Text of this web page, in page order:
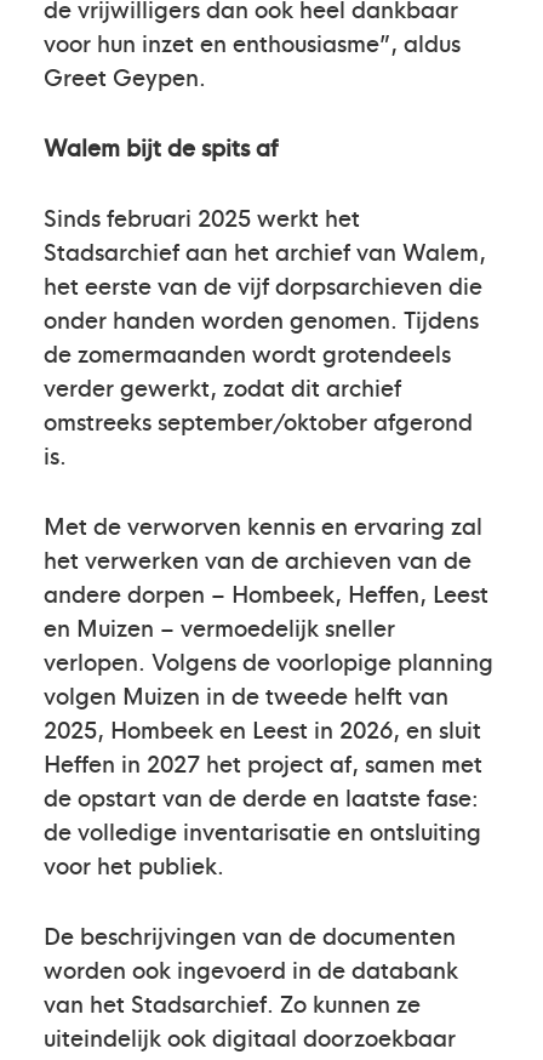
de vrijwilligers dan ook heel dankbaar
voor hun inzet en enthousiasme”, aldus
Greet Geypen.
Walem bijt de spits af
Sinds februari 2025 werkt het
Stadsarchief aan het archief van Walem,
het eerste van de vijf dorpsarchieven die
onder handen worden genomen. Tijdens
de zomermaanden wordt grotendeels
verder gewerkt, zodat dit archief
omstreeks september/oktober afgerond
is.
Met de verworven kennis en ervaring zal
het verwerken van de archieven van de
andere dorpen – Hombeek, Heffen, Leest
en Muizen – vermoedelijk sneller
verlopen. Volgens de voorlopige planning
volgen Muizen in de tweede helft van
2025, Hombeek en Leest in 2026, en sluit
Heffen in 2027 het project af, samen met
de opstart van de derde en laatste fase:
de volledige inventarisatie en ontsluiting
voor het publiek.
De beschrijvingen van de documenten
worden ook ingevoerd in de databank
van het Stadsarchief. Zo kunnen ze
uiteindelijk ook digitaal doorzoekbaar